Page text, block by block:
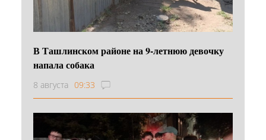
В Ташлинском районе на 9-летнюю девочку
напала собака
8 августа 09:33